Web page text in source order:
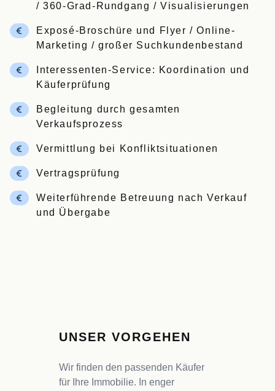
/ 360-Grad-Rundgang / Visualisierungen
Exposé-Broschüre und Flyer / Online-
Marketing / großer Suchkundenbestand
Interessenten-Service: Koordination und
Käuferprüfung
Begleitung durch gesamten
Verkaufsprozess
Vermittlung bei Konfliktsituationen
Vertragsprüfung
Weiterführende Betreuung nach Verkauf
und Übergabe
UNSER VORGEHEN
Wir finden den passenden Käufer
für Ihre Immobilie. In enger